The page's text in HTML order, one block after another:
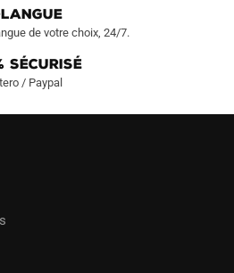
de votre choix, 24/7.
Sécurisé
/ Paypal